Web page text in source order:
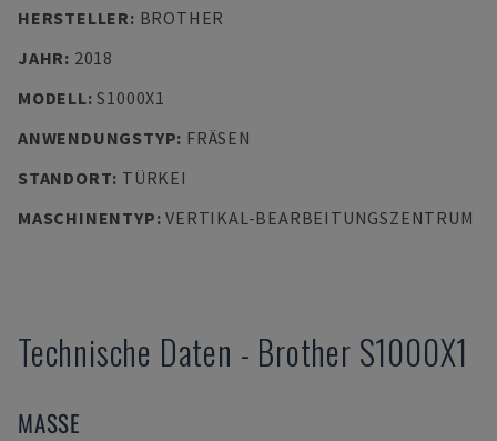
HERSTELLER: BROTHER
JAHR: 2018
MODELL:S1000X1
ANWENDUNGSTYP: FRÄSEN
STANDORT: TÜRKEI
MASCHINENTYP:VERTIKAL-BEARBEITUNGSZENTRUM
Technische Daten - Brother S1000X1
MASSE